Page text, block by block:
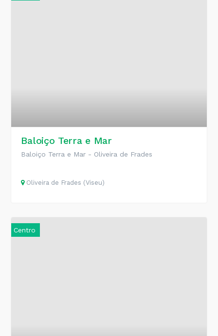
Baloiço Terra e Mar
Baloiço Terra e Mar - Oliveira de Frades
Oliveira de Frades (Viseu)
Centro